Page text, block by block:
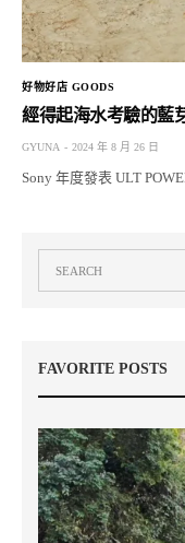
好物好店 GOODS
經得起海水考驗的藍
GYUNA 2024 年 8 月 26 日
Sony 年度發表 ULT
FAVORITE POSTS